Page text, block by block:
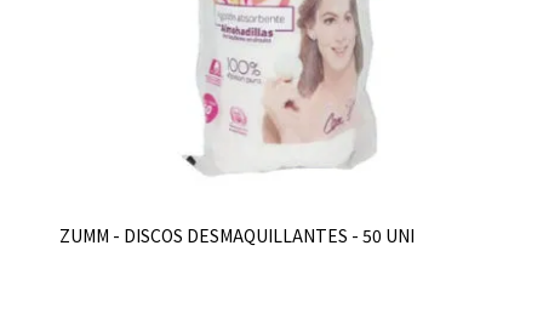
ZUMM - DISCOS DESMAQUILLANTES - 50 UNI